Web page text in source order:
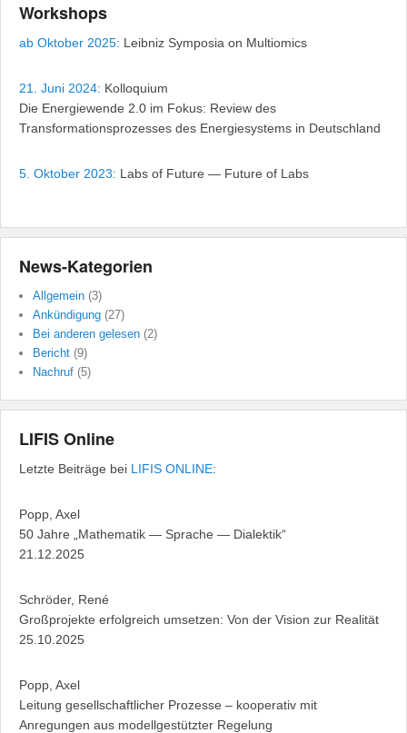
Workshops
ab Oktober 2025: Leibniz Symposia on Multiomics
21. Juni 2024: Kolloquium
Die Energiewende 2.0 im Fokus: Review des
Transformationsprozesses des Energiesystems in Deutschland
5. Oktober 2023: Labs of Future — Future of Labs
News-Kategorien
Allgemein (3)
Ankündigung (27)
Bei anderen gelesen (2)
Bericht (9)
Nachruf (5)
LIFIS Online
Letzte Beiträge bei LIFIS ONLINE:
Popp, Axel
50 Jahre „Mathematik — Sprache — Dialektik“
21.12.2025
Schröder, René
Großprojekte erfolgreich umsetzen: Von der Vision zur Realität
25.10.2025
Popp, Axel
Leitung gesellschaftlicher Prozesse – kooperativ mit
Anregungen aus modellgestützter Regelung